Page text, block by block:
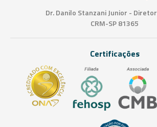
Dr. Danilo Stanzani Junior -
CRM-SP 81365
Certificações